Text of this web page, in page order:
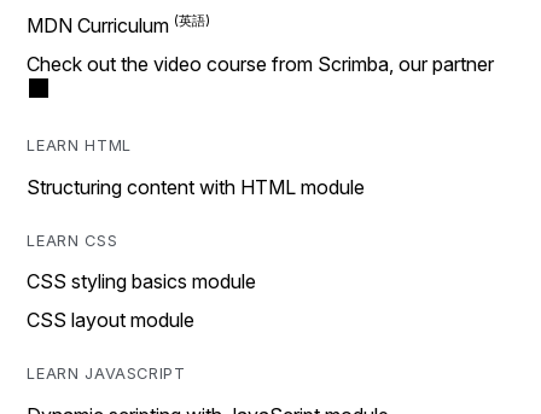
MDN Curriculum
Check out the video course from Scrimba, our partner
LEARN HTML
Structuring content with HTML module
LEARN CSS
CSS styling basics module
CSS layout module
LEARN JAVASCRIPT